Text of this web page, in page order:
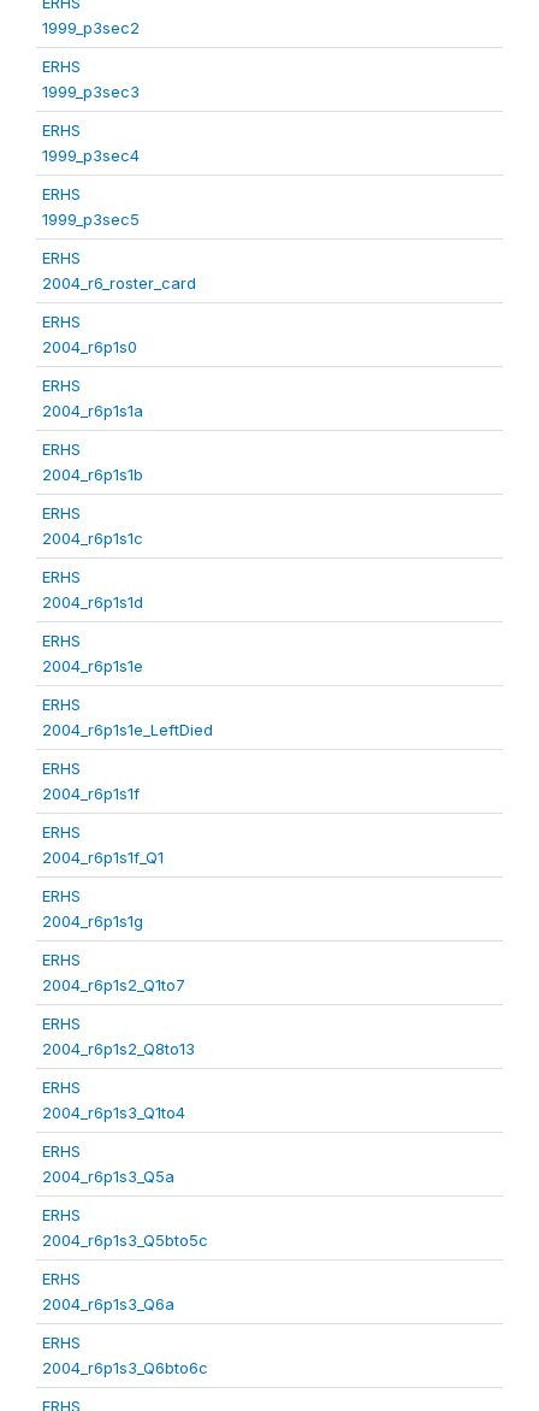
1999_p3sec2
ERHS
1999_p3sec3
ERHS
1999_p3sec4
ERHS
1999_p3sec5
ERHS
2004_r6_roster_card
ERHS
2004_r6p1s0
ERHS
2004_r6p1s1a
ERHS
2004_r6p1s1b
ERHS
2004_r6p1s1c
ERHS
2004_r6p1s1d
ERHS
2004_r6p1s1e
ERHS
2004_r6p1s1e_LeftDied
ERHS
2004_r6p1s1f
ERHS
2004_r6p1s1f_Q1
ERHS
2004_r6p1s1g
ERHS
2004_r6p1s2_Q1to7
ERHS
2004_r6p1s2_Q8to13
ERHS
2004_r6p1s3_Q1to4
ERHS
2004_r6p1s3_Q5a
ERHS
2004_r6p1s3_Q5bto5c
ERHS
2004_r6p1s3_Q6a
ERHS
2004_r6p1s3_Q6bto6c
ERHS